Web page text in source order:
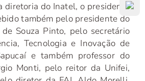
diretoria do Inatel, o presidente
também pelo presidente do
Souza Pinto, pelo secretário
Tecnologia e Inovação de
e também professor do
Monti, pelo reitor da Unifei,